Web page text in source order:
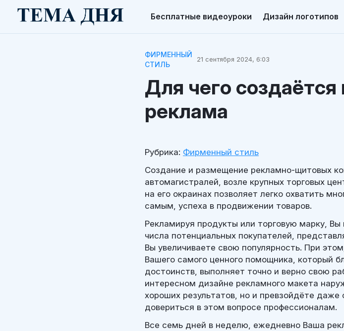
Бесплатные видеоуроки Дизайн логотипов
ФИРМЕННЫЙ
СТИЛЬ
21 сентября 2024, 6:03
Для чего
реклама
Рубрика: Фирменный стиль
Создание и размещение рекламно-щитовых
автомагистралей, возле крупных торговых
на его окраинах позволяет легко охватить
самым, успеха в продвижении товаров.
Рекламируя продукты или торговую марку,
числа потенциальных покупателей,
Вы увеличиваете свою популярность. При
Вашего самого ценного помощника, который
достоинств, выполняет точно и верно свою
интересном дизайне рекламного макета
хороших результатов, но и превзойдёте
довериться в этом вопросе профессионалам.
Все семь дней в неделю, ежедневно Ваша